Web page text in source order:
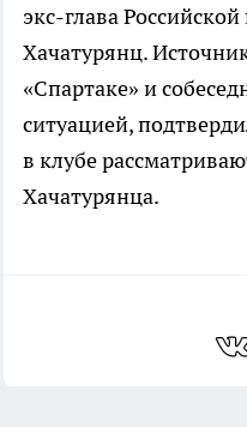
экс-глава
Хачатурянц.
«Спартаке» и
ситуацией,
в клубе
Хачатурянца.